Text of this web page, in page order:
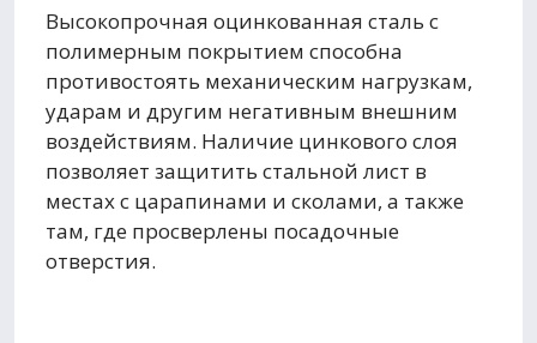
Высокопрочная оцинкованная сталь с
полимерным покрытием способна
противостоять механическим нагрузкам,
ударам и другим негативным внешним
воздействиям. Наличие цинкового слоя
позволяет защитить стальной лист в
местах с царапинами и сколами, а также
там, где просверлены посадочные
отверстия.